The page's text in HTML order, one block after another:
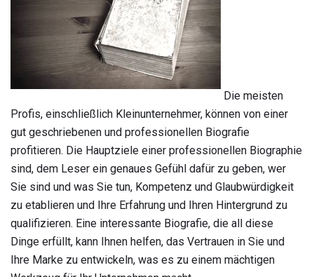
Die meisten
Profis, einschließlich Kleinunternehmer, können von einer
gut geschriebenen und professionellen Biografie
profitieren. Die Hauptziele einer professionellen Biographie
sind, dem Leser ein genaues Gefühl dafür zu geben, wer
Sie sind und was Sie tun, Kompetenz und Glaubwürdigkeit
zu etablieren und Ihre Erfahrung und Ihren Hintergrund zu
qualifizieren. Eine interessante Biografie, die all diese
Dinge erfüllt, kann Ihnen helfen, das Vertrauen in Sie und
Ihre Marke zu entwickeln, was es zu einem mächtigen